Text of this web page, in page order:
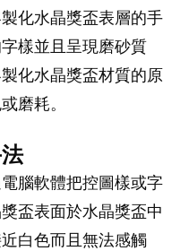
化水晶獎盃表層的手
樣並且呈現磨砂質
化水晶獎盃材質的原
磨耗。
腦軟體把控圖樣或字
盃表面於水晶獎盃中
白色而且無法感觸